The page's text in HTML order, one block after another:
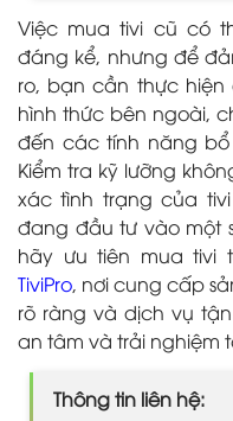
Việc mua tivi cũ có
đáng kể, nhưng để
ro, bạn cần thực
hình thức bên ngoài,
đến các tính năng
Kiểm tra kỹ lưỡng
xác tình trạng của
đang đầu tư vào một
hãy ưu tiên mua tivi
TiviPro, nơi cung cấp
rõ ràng và dịch vụ
an tâm và trải nghiệm
Thông tin liên hệ: